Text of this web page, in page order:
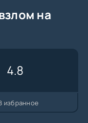
на
4.8
избранное